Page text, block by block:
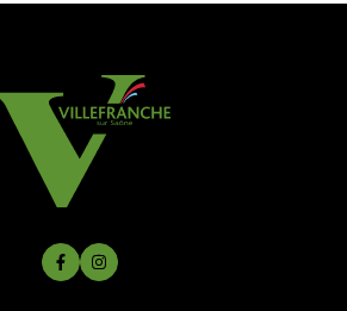
Lien vers le compte Facebook
Lien vers le compte Instagram